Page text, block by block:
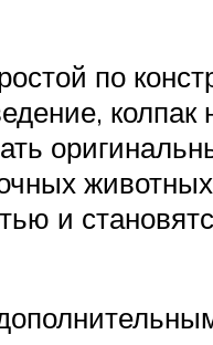
по
колпак
и